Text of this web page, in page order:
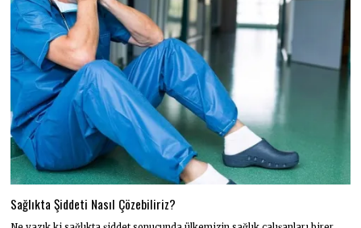
Sağlıkta Şiddeti Nasıl Çözebiliriz?